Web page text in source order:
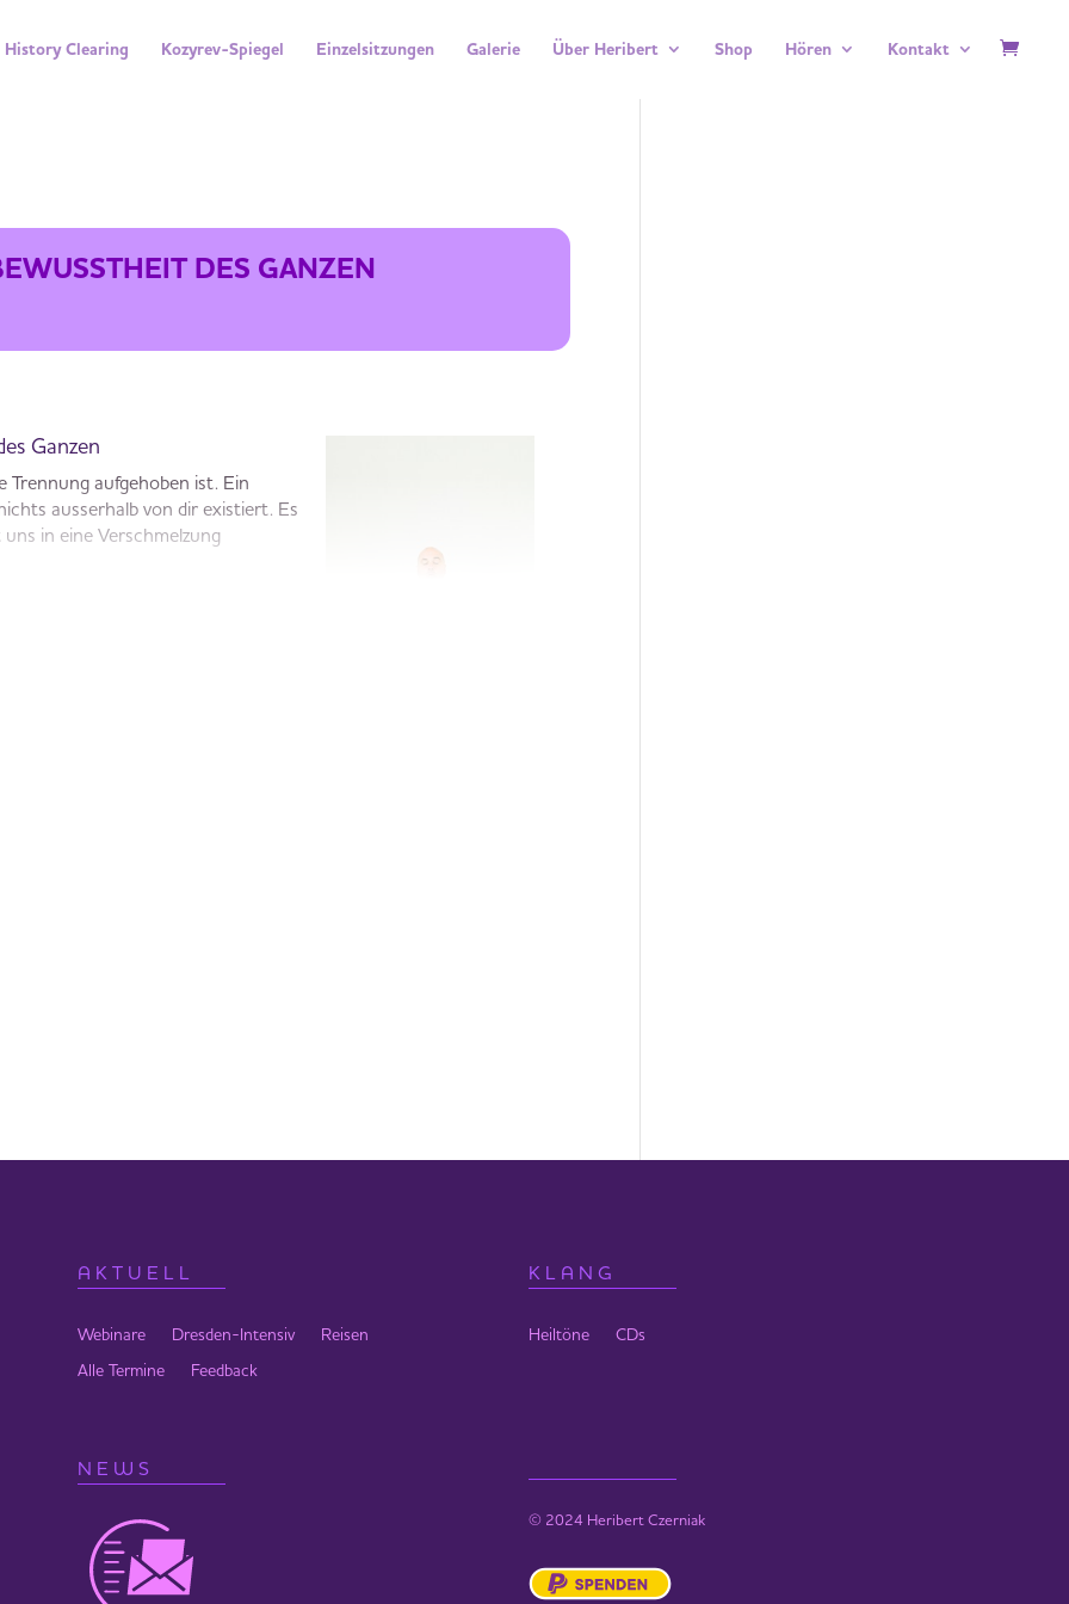
History Clearing Kozyrev-Spiegel Einzelsitzungen Galerie Über Heribert Shop Hören Kontakt
DES GANZEN
Ganzen
Trennung aufgehoben ist. Ein
ausserhalb von dir existiert. Es
in eine Verschmelzung
Selbst zu begegnen. Wenn du
du substanzielle
AKTUELL
Webinare Dresden-Intensiv
Reisen
Alle Termine
Feedback
KLANG
Heiltöne CDs
NEWS
© 2024 Heribert Czerniak